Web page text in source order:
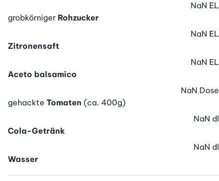
grobkörniger Rohzucker
NaN EL
Zitronensaft
NaN EL
Aceto balsamico
NaN EL
gehackte Tomaten (ca. 400g)
NaN Dose
Cola-Getränk
NaN dl
Wasser
NaN dl